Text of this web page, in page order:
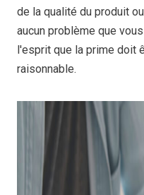
de la qualité du produit
aucun problème que
l'esprit que la prime doit
raisonnable.